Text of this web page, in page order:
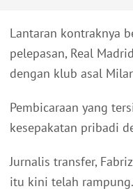
Lantaran kontraknya
pelepasan, Real
dengan klub asal
Pembicaraan yang
kesepakatan pribadi
Jurnalis transfer,
itu kini telah